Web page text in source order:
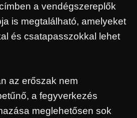
a vendégszereplők
is megtalálható, amelyeket
és csatapasszokkal lehet
az erőszak nem
a fegyverkezés
meglehetősen sok